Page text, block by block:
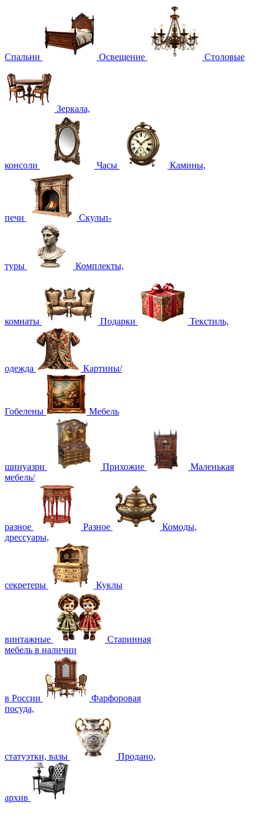
Спальни Освещение Столовые
Зеркала,
консоли Часы Камины,
печи Скульп-
туры Комплекты,
комнаты Подарки Текстиль,
одежда Картины/
Гобелены Мебель
шинуазри Прихожие
Маленькая
мебель/
разное Разное
Комоды,
дрессуары,
секретеры Куклы
винтажные
Старинная
мебель в наличии
в России
Фарфоровая
посуда,
статуэтки, вазы Продано,
архив